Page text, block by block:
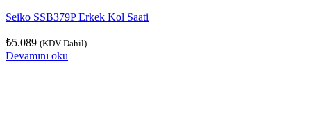
Seiko SSB379P Erkek Kol Saati
₺5.089 (KDV Dahil)
Devamını oku